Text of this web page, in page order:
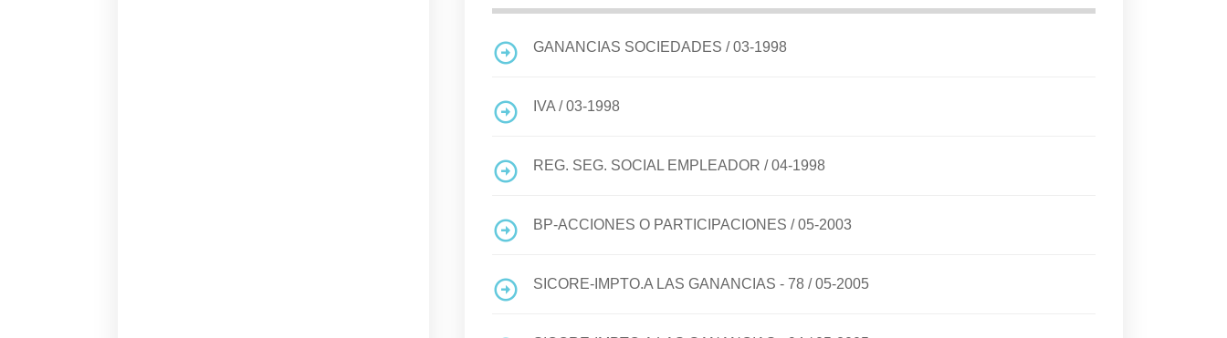
GANANCIAS SOCIEDADES /03-1998
IVA /03-1998
REG. SEG. SOCIAL EMPLEADOR /04-1998
BP-ACCIONES O PARTICIPACIONES /05-2003
SICORE-IMPTO.A LAS GANANCIAS - 78 /05-2005